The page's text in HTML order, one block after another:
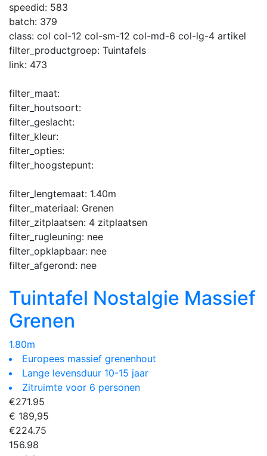
speedid: 583
batch: 379
class: col col-12 col-sm-12 col-md-6 col-lg-4 artikel
filter_productgroep: Tuintafels
link: 473
filter_maat:
filter_houtsoort:
filter_geslacht:
filter_kleur:
filter_opties:
filter_hoogstepunt:
filter_lengtemaat: 1.40m
filter_materiaal: Grenen
filter_zitplaatsen: 4 zitplaatsen
filter_rugleuning: nee
filter_opklapbaar: nee
filter_afgerond: nee
Tuintafel Nostalgie Massief
Grenen
1.80m
Europees massief grenenhout
Lange levensduur 10-15 jaar
Zitruimte voor 6 personen
€271.95
€ 189,95
€224.75
156.98